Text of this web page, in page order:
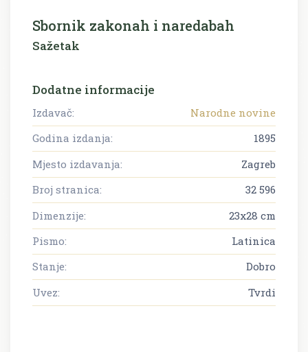
Sbornik zakonah i naredabah
Sažetak
Dodatne informacije
Izdavač:
Narodne novine
Godina izdanja:
1895
Mjesto izdavanja:
Zagreb
Broj stranica:
32 596
Dimenzije:
23x28 cm
Pismo:
Latinica
Stanje:
Dobro
Uvez:
Tvrdi